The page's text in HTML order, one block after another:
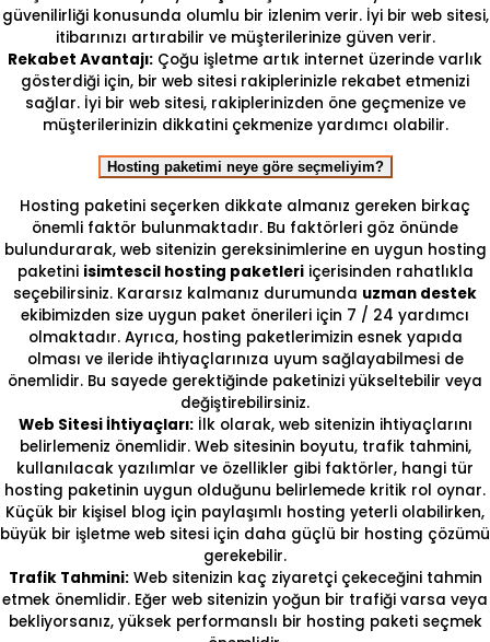
güvenilirliği konusunda olumlu bir izlenim verir. İyi bir web sitesi,
itibarınızı artırabilir ve müşterilerinize güven verir.
Rekabet Avantajı: Çoğu işletme artık internet üzerinde varlık
gösterdiği için, bir web sitesi rakiplerinizle rekabet etmenizi
sağlar. İyi bir web sitesi, rakiplerinizden öne geçmenize ve
müşterilerinizin dikkatini çekmenize yardımcı olabilir.
Hosting paketimi neye göre seçmeliyim?
Hosting paketini seçerken dikkate almanız gereken birkaç
önemli faktör bulunmaktadır. Bu faktörleri göz önünde
bulundurarak, web sitenizin gereksinimlerine en uygun hosting
paketini isimtescil hosting paketleriiçerisinden rahatlıkla
seçebilirsiniz. Kararsız kalmanız durumunda uzman destek
ekibimizden size uygun paket önerileri için 7 / 24 yardımcı
olmaktadır. Ayrıca, hosting paketlerimizin esnek yapıda
olması ve ileride ihtiyaçlarınıza uyum sağlayabilmesi de
önemlidir. Bu sayede gerektiğinde paketinizi yükseltebilir veya
değiştirebilirsiniz.
Web Sitesi İhtiyaçları:İlk olarak, web sitenizin ihtiyaçlarını
belirlemeniz önemlidir. Web sitesinin boyutu, trafik tahmini,
kullanılacak yazılımlar ve özellikler gibi faktörler, hangi tür
hosting paketinin uygun olduğunu belirlemede kritik rol oynar.
Küçük bir kişisel blog için paylaşımlı hosting yeterli olabilirken,
büyük bir işletme web sitesi için daha güçlü bir hosting çözümü
gerekebilir.
Trafik Tahmini:Web sitenizin kaç ziyaretçi çekeceğini tahmin
etmek önemlidir. Eğer web sitenizin yoğun bir trafiği varsa veya
bekliyorsanız, yüksek performanslı bir hosting paketi seçmek